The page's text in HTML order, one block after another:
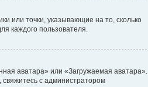
или точки, указывающие на то, сколько
каждого пользователя.
аватара» или «Загружаемая аватара».
с администратором